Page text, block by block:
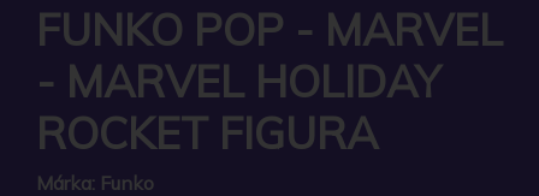
FUNKO POP - MARVEL
- MARVEL HOLIDAY
ROCKET FIGURA
Márka: Funko